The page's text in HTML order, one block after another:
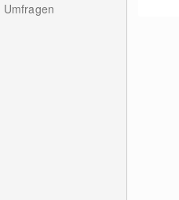
Umfragen